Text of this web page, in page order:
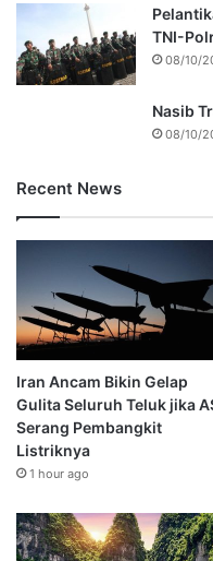
TNI-
08/10/
Nasib
08/10/
Recent News
Iran Ancam Bikin Gelap
Gulita Seluruh Teluk jika
Serang Pembangkit
Listriknya
1 hour ago